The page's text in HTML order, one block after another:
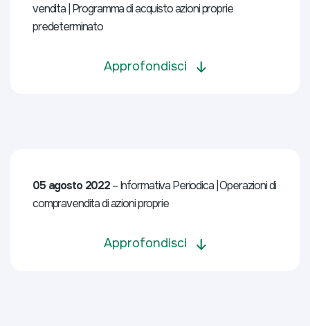
vendita | Programma di acquisto azioni proprie
predeterminato
Approfondisci
05 agosto 2022– Informativa Periodica | Operazioni di
compravendita di azioni proprie
Approfondisci